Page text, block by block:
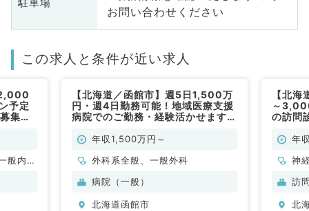
駐車場
お問い合わせください
この求人と条件が近い求人
予定
集で
般内
【北海道／函館市】週5日1,500万
円・週4日勤務可能！地域医療支援
病院でのご勤務・経験活かせます
年収1,500万円～
外科系全般、一般外科
病院（一般）
北海道函館市
【北
～
の訪問
年
神
科
訪
北